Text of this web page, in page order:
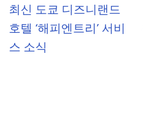
최신 도쿄 디즈니랜드
호텔 ‘해피엔트리’ 서비
스 소식